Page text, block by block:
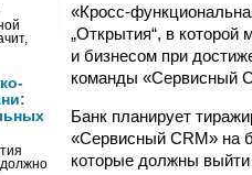
должно
«Кросс-
„Открытия“, в
и бизнесом при
команды «Сервисный
Банк планирует
«Сервисный CRM» на
которые должны